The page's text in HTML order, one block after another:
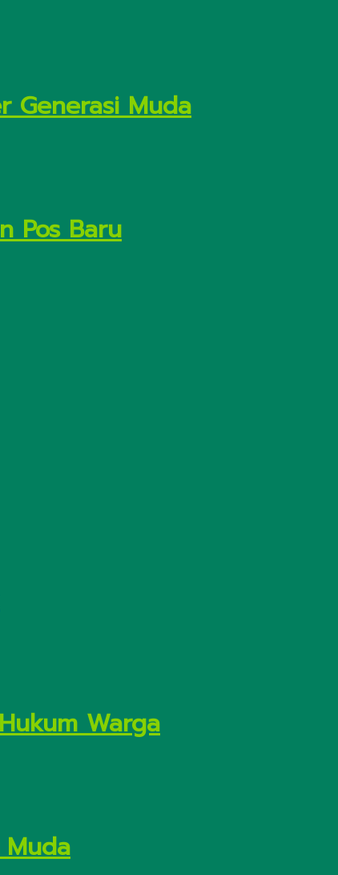
Generasi Muda
Pos Baru
Warga